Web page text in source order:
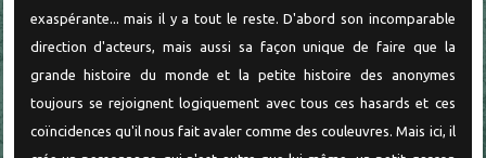
exaspérante... mais il y a tout le reste. D'abord son incomparable
direction d'acteurs, mais aussi sa façon unique de faire que la
grande histoire du monde et la petite histoire des anonymes
toujours se rejoignent logiquement avec tous ces hasards et ces
coïncidences qu'il nous fait avaler comme des couleuvres. Mais ici, il